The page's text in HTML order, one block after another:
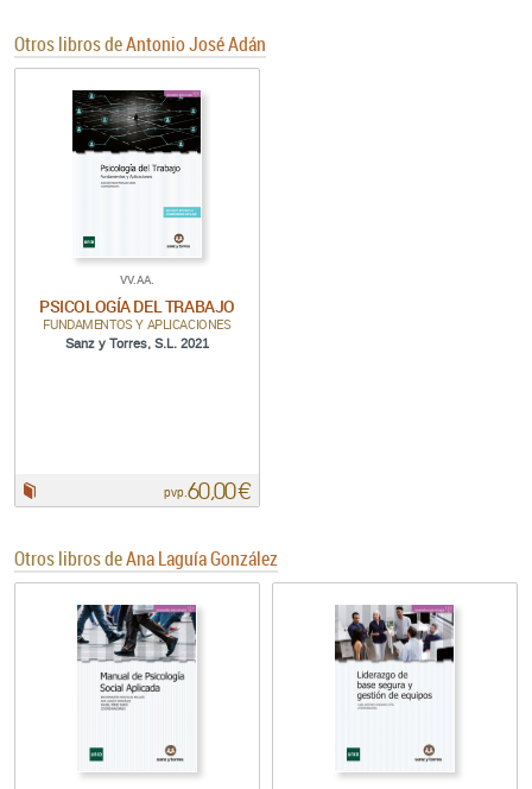
Otros libros deAntonio José Adán
VV.AA.
PSICOLOGÍA DEL TRABAJO
FUNDAMENTOS Y APLICACIONES
Sanz y Torres, S.L. 2021
pvp.60,00 €
Otros libros deAna Laguía González